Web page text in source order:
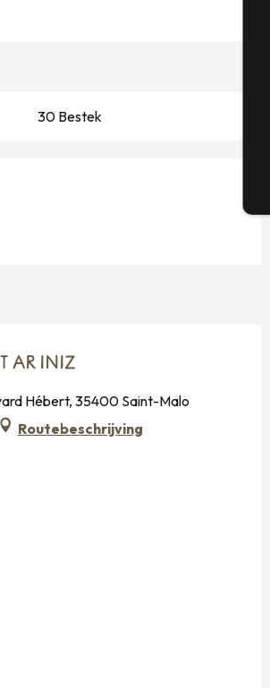
30 Bestek
AR INIZ
Hébert, 35400 Saint-Malo
Routebeschrijving